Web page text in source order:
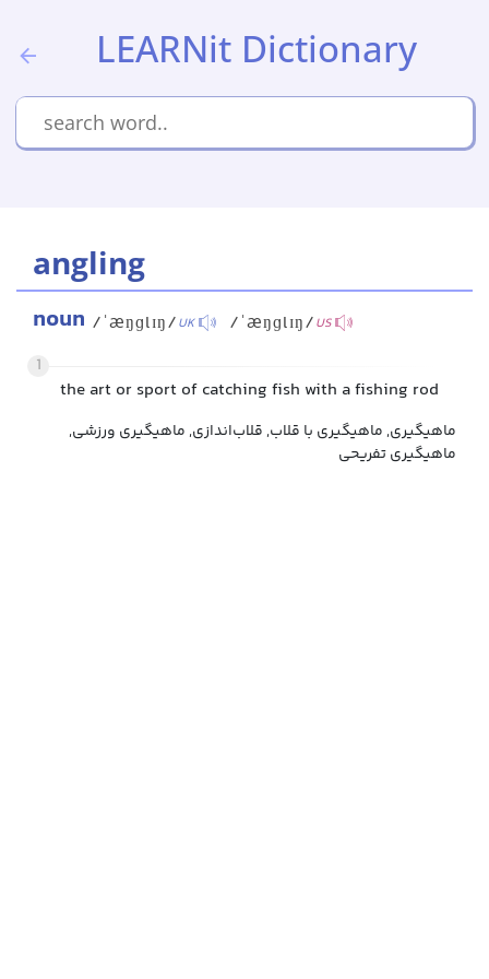
LEARNit Dictionary
angling
noun /ˈæŋɡlɪŋ/UK /ˈæŋɡlɪŋ/US
1
the art or sport of catching fish with a fishing rod
ماهیگیری, ماهیگیری با قلاب, قلاب‌اندازی, ماهیگیری ورزشی,
ماهیگیری تفریحی